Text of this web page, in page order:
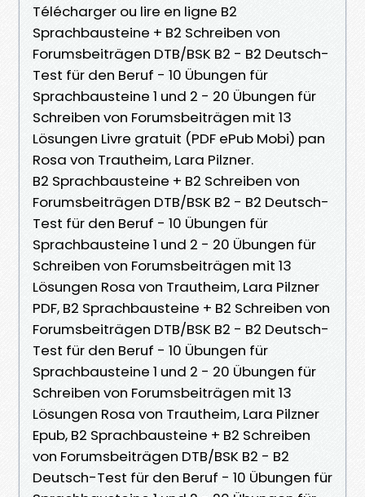
Télécharger ou lire en ligne B2
Sprachbausteine + B2 Schreiben von
Forumsbeiträgen DTB/BSK B2 - B2 Deutsch-
Test für den Beruf - 10 Übungen für
Sprachbausteine 1 und 2 - 20 Übungen für
Schreiben von Forumsbeiträgen mit 13
Lösungen Livre gratuit (PDF ePub Mobi) pan
Rosa von Trautheim, Lara Pilzner.
B2 Sprachbausteine + B2 Schreiben von
Forumsbeiträgen DTB/BSK B2 - B2 Deutsch-
Test für den Beruf - 10 Übungen für
Sprachbausteine 1 und 2 - 20 Übungen für
Schreiben von Forumsbeiträgen mit 13
Lösungen Rosa von Trautheim, Lara Pilzner
PDF, B2 Sprachbausteine + B2 Schreiben von
Forumsbeiträgen DTB/BSK B2 - B2 Deutsch-
Test für den Beruf - 10 Übungen für
Sprachbausteine 1 und 2 - 20 Übungen für
Schreiben von Forumsbeiträgen mit 13
Lösungen Rosa von Trautheim, Lara Pilzner
Epub, B2 Sprachbausteine + B2 Schreiben
von Forumsbeiträgen DTB/BSK B2 - B2
Deutsch-Test für den Beruf - 10 Übungen für